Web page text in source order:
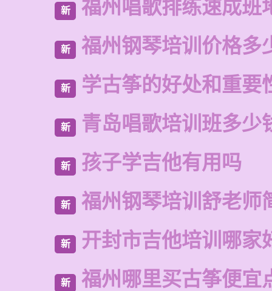
新 福州唱歌排练速成班
新 福州钢琴培训价格多
新 学古筝的好处和重要
新 青岛唱歌培训班多少
新 孩子学吉他有用吗
新 福州钢琴培训舒老师
新 开封市吉他培训哪家
新 福州哪里买古筝便宜